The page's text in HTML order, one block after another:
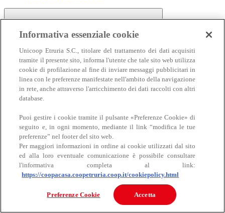
Carne
Carne
Bovino
Informativa essenziale cookie
Unicoop Etruria S.C., titolare del trattamento dei dati acquisiti
tramite il presente sito, informa l'utente che tale sito web utilizza
cookie di profilazione al fine di inviare messaggi pubblicitari in
linea con le preferenze manifestate nell'ambito della navigazione
in rete, anche attraverso l'arricchimento dei dati raccolti con altri
database.
Puoi gestire i cookie tramite il pulsante «Preferenze Cookie» di
seguito e, in ogni momento, mediante il link “modifica le tue
preferenze” nel footer del sito web.
Per maggiori informazioni in ordine ai cookie utilizzati dal sito
ed alla loro eventuale comunicazione è possibile consultare
l'informativa completa al link:
https://coopacasa.coopetruria.coop.it/cookiepolicy.html
Preferenze Cookie Accetta